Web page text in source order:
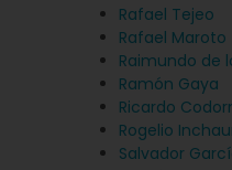
Rafael Tejeo
Rafael Maroto
Raimundo de
Ramón Gaya
Ricardo
Rogelio
Salvador